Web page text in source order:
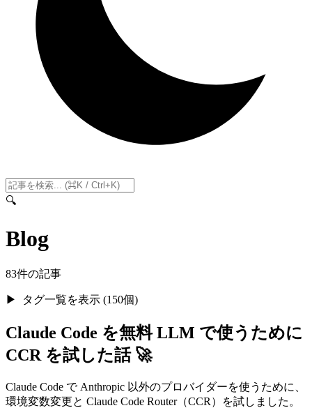
🔍
Blog
83件の記事
タグ一覧を表示 (150個)
Claude Code を無料 LLM で使うために
CCR を試した話 🚀
Claude Code で Anthropic 以外のプロバイダーを使うために、
環境変数変更と Claude Code Router（CCR）を試しました。